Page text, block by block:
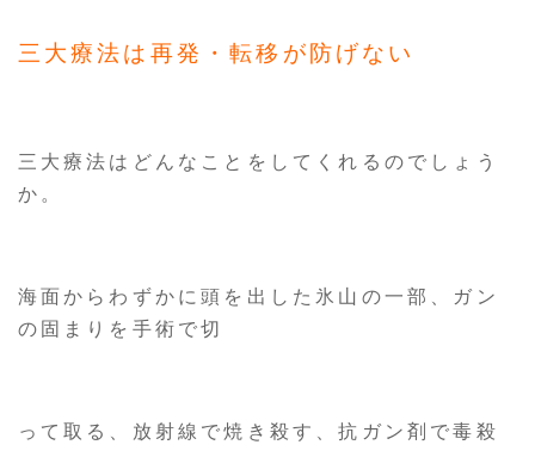
三大療法は再発・転移が防げない
三大療法はどんなことをしてくれるのでしょう
か。
海面からわずかに頭を出した氷山の一部、ガン
の固まりを手術で切
って取る、放射線で焼き殺す、抗ガン剤で毒殺